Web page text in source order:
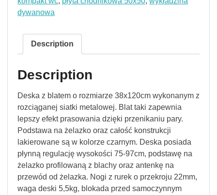
dywanowa
Description
Description
Deska z blatem o rozmiarze 38x120cm wykonanym z
rozciąganej siatki metalowej. Blat taki zapewnia
lepszy efekt prasowania dzięki przenikaniu pary.
Podstawa na żelazko oraz całość konstrukcji
lakierowane są w kolorze czarnym. Deska posiada
płynną regulację wysokości 75-97cm, podstawę na
żelazko profilowaną z blachy oraz antenkę na
przewód od żelazka. Nogi z rurek o przekroju 22mm,
waga deski 5,5kg, blokada przed samoczynnym